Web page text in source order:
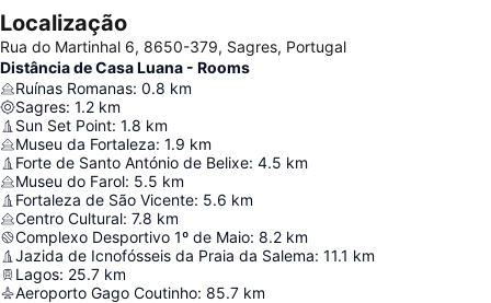
Localização
Rua do Martinhal 6, 8650-379, Sagres, Portugal
Distância de Casa Luana - Rooms
Ruínas Romanas: 0.8 km
Sagres: 1.2 km
Sun Set Point: 1.8 km
Museu da Fortaleza: 1.9 km
Forte de Santo António de Belixe: 4.5 km
Museu do Farol: 5.5 km
Fortaleza de São Vicente: 5.6 km
Centro Cultural: 7.8 km
Complexo Desportivo 1º de Maio: 8.2 km
Jazida de Icnofósseis da Praia da Salema: 11.1 km
Lagos: 25.7 km
Aeroporto Gago Coutinho: 85.7 km